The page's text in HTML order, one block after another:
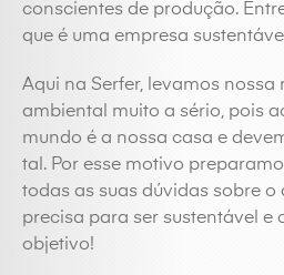
conscientes de produção.
que é uma empresa
Aqui na Serfer, levamos
ambiental muito a sério, pois
mundo é a nossa casa e
tal. Por esse motivo
todas as suas dúvidas sobre o
precisa para ser sustentável e
objetivo!